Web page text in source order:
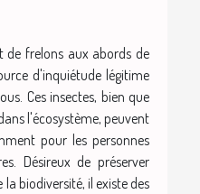
de frelons aux abords de
d'inquiétude légitime
Ces insectes, bien que
l'écosystème, peuvent
pour les personnes
Désireux de préserver
biodiversité, il existe des